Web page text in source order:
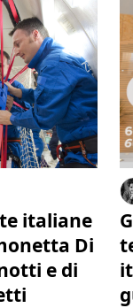
italiane
Di
e di